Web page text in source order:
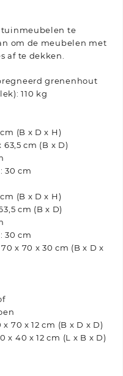
tuinmeubelen te
om de meubelen met
af te dekken.
grenenhout
110 kg
(B x D x H)
cm (B x D)
30 cm
(B x D x H)
cm (B x D)
30 cm
x 70 x 30 cm (B x D x
70 x 12 cm (B x D x D)
40 x 12 cm (L x B x D)